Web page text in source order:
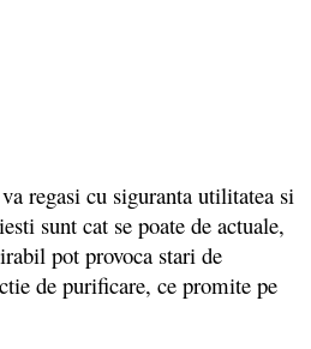
regasi cu siguranta utilitatea si
sunt cat se poate de actuale,
pot provoca stari de
de purificare, ce promite pe